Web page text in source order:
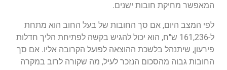
המאפשר מחיקת חובות ישנים.
לפי המצב היום, אם סך החובות של בעל החוב הוא מתחת
ל-161,236 ש"ח, הוא יכול להגיש בקשה לפתיחת הליך חדלות
פירעון, שיתנהל בלשכת ההוצאה לפועל הקרובה אליו. אם סך
החובות גבוה מהסכום הנזכר לעיל, מה שקורה לרוב במקרה